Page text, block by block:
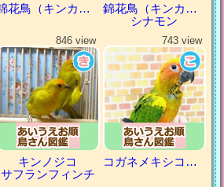
錦花鳥（キンカチョウ）
錦花鳥（キンカチョウ）
シナモン
846 view
キンノジコ
サフランフィンチ
743 view
コガネメキシコインコ